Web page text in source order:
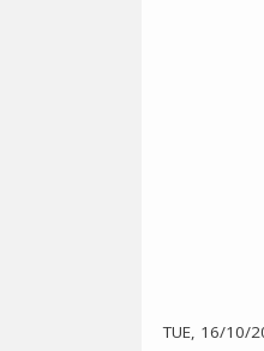
TUE, 16/10/